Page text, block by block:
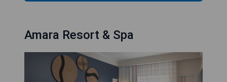
Amara Resort & Spa